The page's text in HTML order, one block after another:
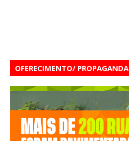
OFERECIMENTO/ PROPAGANDA